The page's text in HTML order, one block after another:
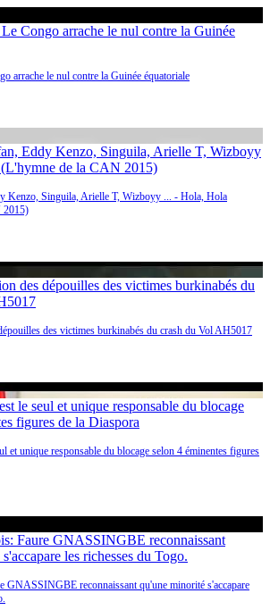
arrache le nul contre la Guinée équatoriale
Kenzo, Singuila, Arielle T, Wizboyy ... - Hola, Hola
2015)
des victimes burkinabés du crash du Vol AH5017
et unique responsable du blocage selon 4 éminentes figures
GNASSINGBE reconnaissant qu'une minorité s'accapare